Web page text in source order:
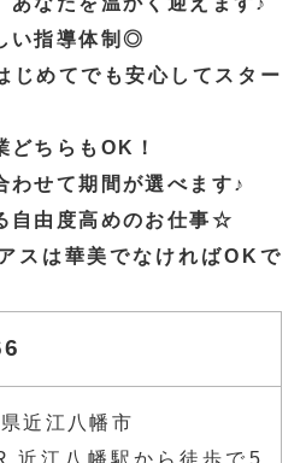
い指導体制◎
めてでも安心してスター
ちらもOK！
せて期間が選べます♪
自由度高めのお仕事☆
スは華美でなければOKで
近江八幡市